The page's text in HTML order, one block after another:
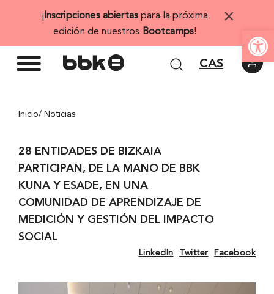
Abrir
¡ Inscripciones abiertas para la próxima
edición de nuestros Bootcamps!
×
CAS
Inicio/ Noticias
28 ENTIDADES DE BIZKAIA
PARTICIPAN, DE LA MANO DE BBK
KUNA Y ESADE, EN UNA
COMUNIDAD DE APRENDIZAJE DE
MEDICIÓN Y GESTIÓN DEL IMPACTO
SOCIAL
LinkedIn Twitter Facebook